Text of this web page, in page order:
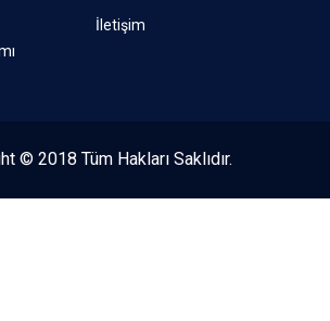
İletişim
© 2018 Tüm Hakları Saklıdır.